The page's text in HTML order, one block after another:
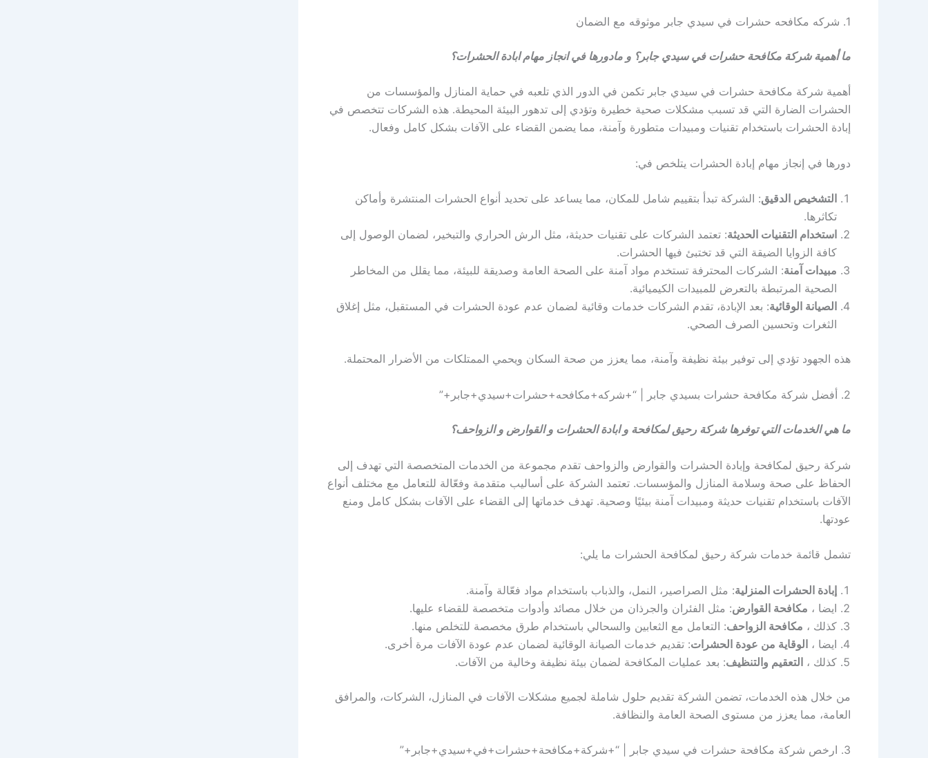
1. شركه مكافحه حشرات في سيدي جابر موثوقه مع الضمان
ما أهمية شركة مكافحة حشرات في سيدي جابر؟ و مادورها في انجاز مهام ابادة الحشرات؟
أهمية شركة مكافحة حشرات في سيدي جابر تكمن في الدور الذي تلعبه في حماية المنازل والمؤسسات من
الحشرات الضارة التي قد تسبب مشكلات صحية خطيرة وتؤدي إلى تدهور البيئة المحيطة. هذه الشركات تتخصص في
إبادة الحشرات باستخدام تقنيات ومبيدات متطورة وآمنة، مما يضمن القضاء على الآفات بشكل كامل وفعال.
دورها في إنجاز مهام إبادة الحشرات يتلخص في:
التشخيص الدقيق: الشركة تبدأ بتقييم شامل للمكان، مما يساعد على تحديد أنواع الحشرات المنتشرة وأماكن
تكاثرها.
استخدام التقنيات الحديثة: تعتمد الشركات على تقنيات حديثة، مثل الرش الحراري والتبخير، لضمان الوصول إلى
كافة الزوايا الضيقة التي قد تختبئ فيها الحشرات.
مبيدات آمنة: الشركات المحترفة تستخدم مواد آمنة على الصحة العامة وصديقة للبيئة، مما يقلل من المخاطر
الصحية المرتبطة بالتعرض للمبيدات الكيميائية.
الصيانة الوقائية: بعد الإبادة، تقدم الشركات خدمات وقائية لضمان عدم عودة الحشرات في المستقبل، مثل إغلاق
الثغرات وتحسين الصرف الصحي.
هذه الجهود تؤدي إلى توفير بيئة نظيفة وآمنة، مما يعزز من صحة السكان ويحمي الممتلكات من الأضرار المحتملة.
2. أفضل شركة مكافحة حشرات بسيدي جابر | “+شركه+مكافحه+حشرات+سيدي+جابر+”
ما هي الخدمات التي توفرها شركة رحيق لمكافحة و ابادة الحشرات و القوارض و الزواحف؟
شركة رحيق لمكافحة وإبادة الحشرات والقوارض والزواحف تقدم مجموعة من الخدمات المتخصصة التي تهدف إلى
الحفاظ على صحة وسلامة المنازل والمؤسسات. تعتمد الشركة على أساليب متقدمة وفعّالة للتعامل مع مختلف أنواع
الآفات باستخدام تقنيات حديثة ومبيدات آمنة بيئيًا وصحية. تهدف خدماتها إلى القضاء على الآفات بشكل كامل ومنع
عودتها.
تشمل قائمة خدمات شركة رحيق لمكافحة الحشرات ما يلي:
إبادة الحشرات المنزلية: مثل الصراصير، النمل، والذباب باستخدام مواد فعّالة وآمنة.
ايضا ، مكافحة القوارض: مثل الفئران والجرذان من خلال مصائد وأدوات متخصصة للقضاء عليها.
كذلك ، مكافحة الزواحف: التعامل مع الثعابين والسحالي باستخدام طرق مخصصة للتخلص منها.
ايضا ، الوقاية من عودة الحشرات: تقديم خدمات الصيانة الوقائية لضمان عدم عودة الآفات مرة أخرى.
كذلك ، التعقيم والتنظيف: بعد عمليات المكافحة لضمان بيئة نظيفة وخالية من الآفات.
من خلال هذه الخدمات، تضمن الشركة تقديم حلول شاملة لجميع مشكلات الآفات في المنازل، الشركات، والمرافق
العامة، مما يعزز من مستوى الصحة العامة والنظافة.
3. ارخص شركة مكافحة حشرات في سيدي جابر | “+شركة+مكافحة+حشرات+في+سيدي+جابر+”